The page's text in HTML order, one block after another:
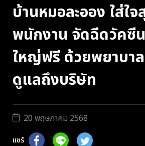
บ้านหมอละออง ใส่ใ
พนักงาน จัดฉีดวัคซี
ใหญ่ฟรี ด้วยพยาบา
ดูแลถึงบริษัท
20 พฤษภาคม 2568
แชร์